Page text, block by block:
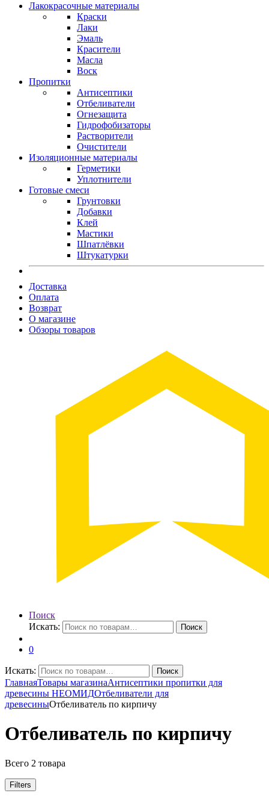
Лакокрасочные материалы
Краски
Лаки
Эмаль
Красители
Масла
Воск
Пропитки
Антисептики
Отбеливатели
Огнезащита
Гидрофобизаторы
Растворители
Очистители
Изоляционные материалы
Герметики
Уплотнители
Готовые смеси
Грунтовки
Добавки
Клей
Мастики
Шпатлёвки
Штукатурки
Доставка
Оплата
Возврат
О магазине
Обзоры товаров
Поиск
Искать:
Поиск
0
Искать: Поиск
ГлавнаяТовары магазинаАнтисептики пропитки для
древесины НЕОМИДОтбеливатели для
древесиныОтбеливатель по кирпичу
Отбеливатель по кирпичу
Всего 2 товара
Filters